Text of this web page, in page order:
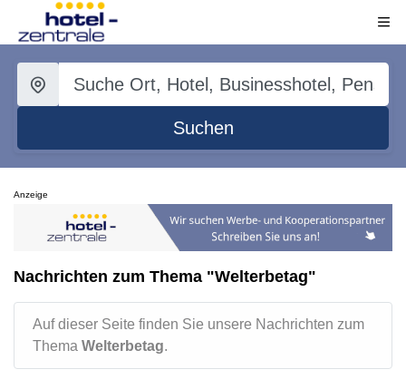
Suchen
Anzeige
Nachrichten zum Thema "Welterbetag"
Auf dieser Seite finden Sie unsere Nachrichten zum
Thema Welterbetag.